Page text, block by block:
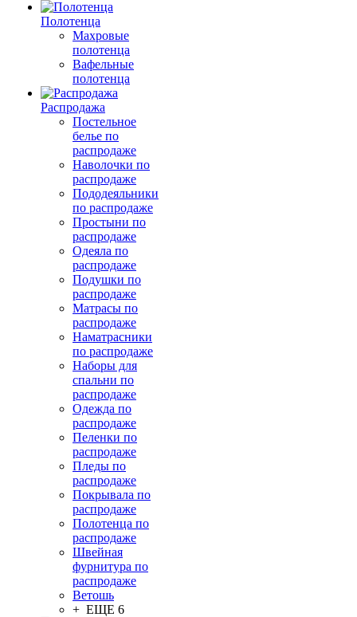
Полотенца
Махровые
полотенца
Вафельные
полотенца
Распродажа
Постельное
белье по
распродаже
Наволочки по
распродаже
Пододеяльники
по распродаже
Простыни по
распродаже
Одеяла по
распродаже
Подушки по
распродаже
Матрасы по
распродаже
Наматрасники
по распродаже
Наборы для
спальни по
распродаже
Одежда по
распродаже
Пеленки по
распродаже
Пледы по
распродаже
Покрывала по
распродаже
Полотенца по
распродаже
Швейная
фурнитура по
распродаже
Ветошь
+ ЕЩЕ 6